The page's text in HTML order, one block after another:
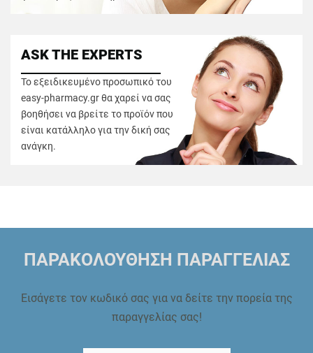
ASK THE EXPERTS
Το εξειδικευμένο προσωπικό του
easy-pharmacy.gr θα χαρεί να σας
βοηθήσει να βρείτε το προϊόν που
είναι κατάλληλο για την δική σας
ανάγκη.
ΠΑΡΑΚΟΛΟΥΘΗΣΗ ΠΑΡΑΓΓΕΛΙΑΣ
Εισάγετε τον κωδικό σας για να δείτε την πορεία της
παραγγελίας σας!